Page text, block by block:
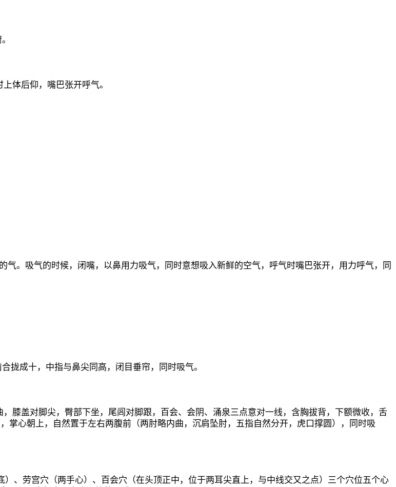
体后仰，嘴巴张开呼气。
。吸气的时候，闭嘴，以鼻用力吸气，同时意想吸入新鲜的空气，呼气时嘴巴张开，用力呼气，同
拢成十，中指与鼻尖同高，闭目垂帘，同时吸气。
膝盖对脚尖，臀部下坐，尾闾对脚跟，百会、会阴、涌泉三点意对一线，含胸拔背，下额微收，舌
掌心朝上，自然置于左右两腹前（两肘略内曲，沉肩坠肘，五指自然分开，虎口撑圆），同时吸
、劳宫穴（两手心）、百会穴（在头顶正中，位于两耳尖直上，与中线交又之点）三个穴位五个心